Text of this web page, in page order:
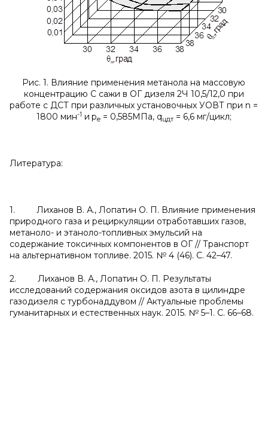
Рис. 1. Влияние применения метанола на массовую
концентрацию С сажи в ОГ дизеля 2Ч 10,5/12,0 при
работе с ДСТ при различных установочных УОВТ при n =
1800 мин-1 и pе= 0,585МПа, qцдт= 6,6 мг/цикл;
Литература:
1. Лиханов В. А., Лопатин О. П. Влияние применения
природного газа и рециркуляции отработавших газов,
метаноло- и этаноло-топливных эмульсий на
содержание токсичных компонентов в ОГ // Транспорт
на альтернативном топливе. 2015. № 4 (46). С. 42–47.
2. Лиханов В. А., Лопатин О. П. Результаты
исследований содержания оксидов азота в цилиндре
газодизеля с турбонаддувом // Актуальные проблемы
гуманитарных и естественных наук. 2015. № 5–1. С. 66–68.